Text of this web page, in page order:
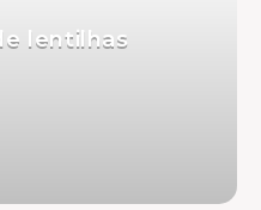
lentilhas